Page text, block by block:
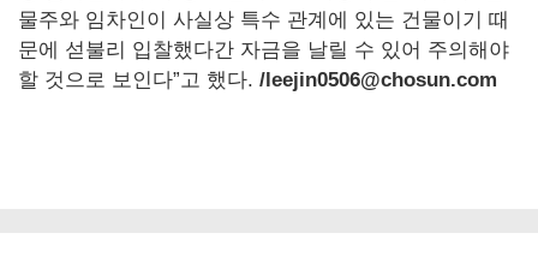
물주와 임차인이 사실상 특수 관계에 있는 건물이기 때
문에 섣불리 입찰했다간 자금을 날릴 수 있어 주의해야
할 것으로 보인다”고 했다. /leejin0506@chosun.com